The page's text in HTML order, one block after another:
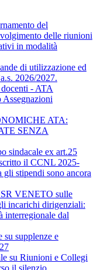
del
delle riunioni
in modalità
di utilizzazione ed
2026/2027.
- ATA
Assegnazioni
ATA:
SENZA
sindacale ex art.25
il CCNL 2025-
stipendi sono ancora
VENETO sulle
incarichi dirigenziali:
interregionale dal
su supplenze e
su Riunioni e Collegi